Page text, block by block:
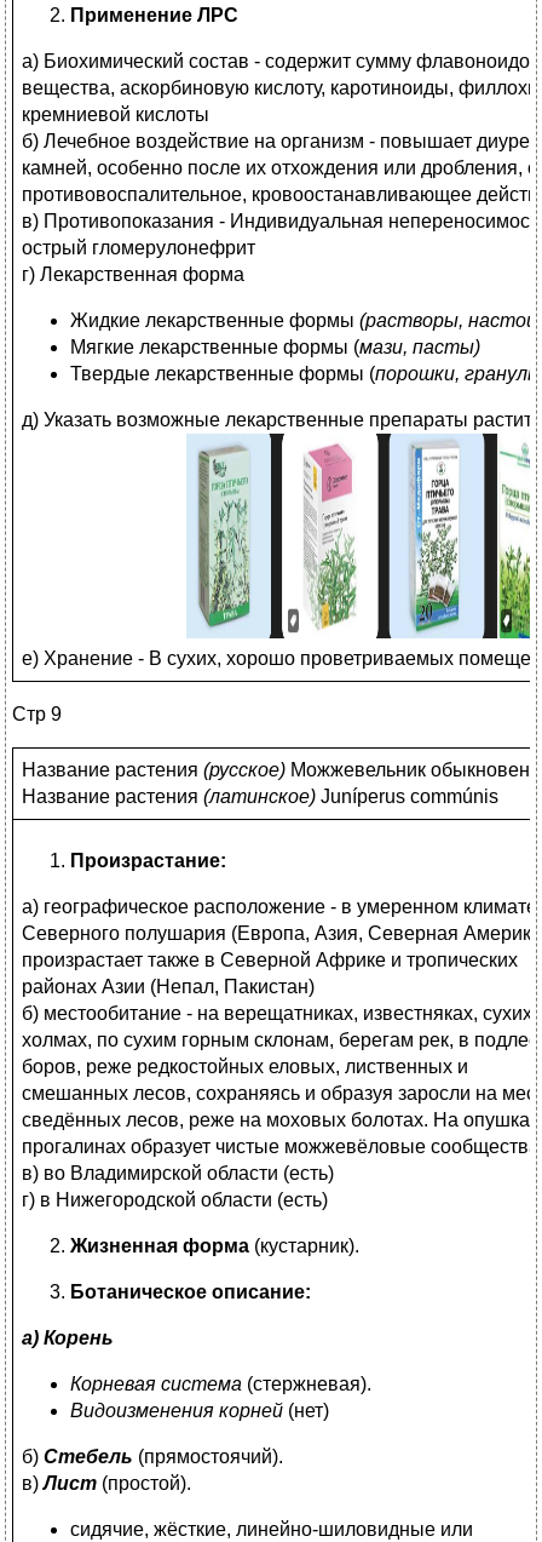
Применение ЛРС
а) Биохимический состав - содержит сумму
вещества, аскорбиновую кислоту, каротиноиды,
кремниевой кислоты
б) Лечебное воздействие на организм - повышает
камней, особенно после их отхождения или дробления,
противовоспалительное, кровоостанавливающее
в) Противопоказания - Индивидуальная
острый гломерулонефрит
г) Лекарственная форма
Жидкие лекарственные формы (растворы,
Мягкие лекарственные формы (мази, пасты)
Твердые лекарственные формы (порошки,
д) Указать возможные лекарственные препараты
е) Хранение - В сухих, хорошо проветриваемых
Стр 9
Название растения (русское) Можжевельник
Название растения (латинское) Juníperus commúnis
Произрастание:
а) географическое расположение - в умеренном климате
Северного полушария (Европа, Азия, Северная
произрастает также в Северной Африке и тропических
районах Азии (Непал, Пакистан)
б) местообитание - на верещатниках, известняках, сухих
холмах, по сухим горным склонам, берегам рек, в
боров, реже редкостойных еловых, лиственных и
смешанных лесов, сохраняясь и образуя заросли на
сведённых лесов, реже на моховых болотах. На
прогалинах образует чистые можжевёловые сообщества
в) во Владимирской области (есть)
г) в Нижегородской области (есть)
Жизненная форма (кустарник).
Ботаническое описание:
а) Корень
Корневая система (стержневая).
Видоизменения корней (нет)
б) Стебель (прямостоячий).
в)Лист (простой).
сидячие, жёсткие, линейно-шиловидные или